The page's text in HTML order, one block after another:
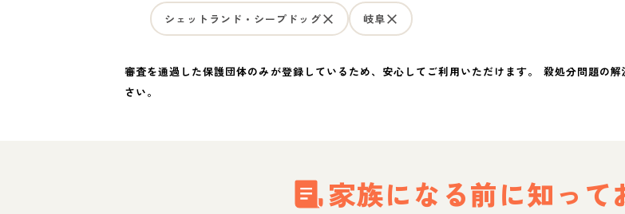
シェットランド・シープドッグ 岐阜
審査を通過した保護団体のみが登録しているため、安心してご利用いただけます。 殺処分問題の
さい。
家族になる前に知って